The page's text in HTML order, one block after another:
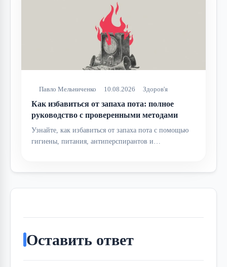
Павло Мельниченко 10.08.2026 Здоров'я
Как избавиться от запаха пота: полное
руководство с проверенными методами
Узнайте, как избавиться от запаха пота с помощью
гигиены, питания, антиперспирантов и…
Оставить ответ